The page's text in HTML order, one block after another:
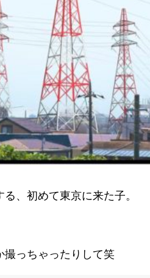
、初めて東京に来た子。
撮っちゃったりして笑